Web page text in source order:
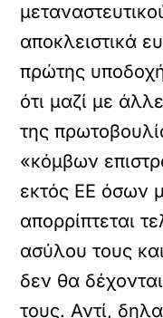
αποκλειστικά
πρώτης
ότι μαζί με
της
«κόμβων
εκτός ΕΕ όσων
απορρίπτεται
ασύλου τους
δεν θα
τους. Αντί,